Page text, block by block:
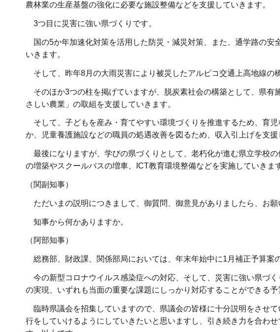
農林業の生産基盤の強化に必要な施設整備などを支援していきます。
3つ目に災害に強い県づくりです。
国の5か年加速化対策を活用した防災・減災対策、また、通学路の安
いきます。
そして、昨年8月の大雨災害により被災したアルピコ交通上高地線の
そのほか3つの柱を掲げていますが、脱炭素社会の構築として、県有
さしい農業」の取組を支援していきます。
そして、子どもを産み・育てやすい環境づくりを推進するため、育
か、児童養護施設などの職員の処遇改善を図るため、収入引上げを支援
最後になりますが、学びの県づくりとして、老朽化が進む県立学校
の増築やスクールバスの増車、ICT教育環境整備などを実施していきま
（関副知事）
ただいまの説明につきまして、御質問、御意見がありましたら、お願
知事から何かありますか。
（阿部知事）
総務部、財政課、関係部局においては、年末年始中に1月補正予算案
今の新型コロナウイルス感染症への対応、そして、災害に強い県づ
の実現、いずれも当面の重要な課題にしっかり対応することができる
臨時県議会を招集していますので、県議会の皆様に十分説明をさせ
行をしていけるようにしていきたいと思いますし、引き続き力を合わ